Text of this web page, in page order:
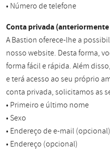
• Número de telefone
Conta privada
A Bastion oferece-lhe a
nosso website. Desta forma,
forma fácil e rápida. Além
e terá acesso ao seu próprio
conta privada, solicitamos as
• Primeiro e último nome
• Sexo
• Endereço de e-mail (opcional)
• Endereço (opcional)